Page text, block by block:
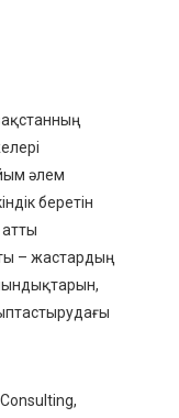
әлем
беретін
– жастардың